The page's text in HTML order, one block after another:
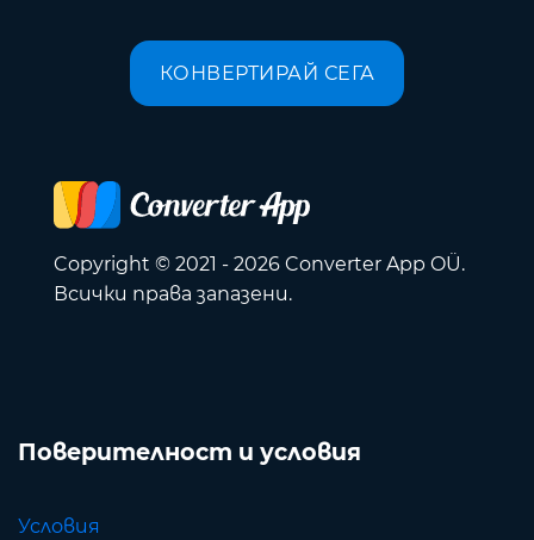
КОНВЕРТИРАЙ СЕГА
Copyright © 2021 - 2026 Converter App OÜ.
Всички права запазени.
Поверителност и условия
Условия